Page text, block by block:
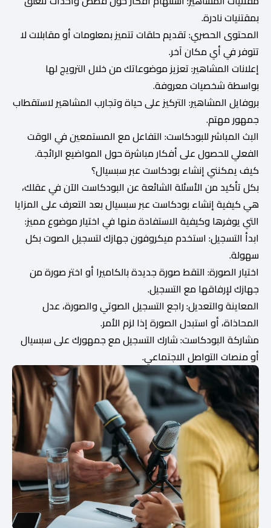
بمقتنيات نادرة.
المحتوى الحصري: تقديم حلقات تتميز بمعلومات أو مقابلات لا
تتوفر في أي مكان آخر.
إعلانات المشاهير: تعزيز موضوعاتك من خلال الترويج لها
بواسطة شخصيات معروفة.
بروفايل المشاهير: التركيز على حياة وتجارب المشاهير لاستقطاب
جمهور مهتم.
البث المباشر للبودكاست: التفاعل مع المستمعين في الوقت
الفعلي للحصول على أفكار مباشرة حول المواضيع الرائجة.
كيف يمكنني إنشاء بودكاست عبر سبسيال؟
بكل تأكيد من الأسئلة الشائعة عن البودكاست الآن في عقلك،
هي كيفية إنشاء بودكاست عبر سبسيال بعد التعرف على المزايا
التي يوفرها وكيفية الاستفادة منها في اختيار موضوع مميز:
ابدأ التسجيل: استخدم ميكروفون جهازك لتسجيل الصوت بكل
سهولة.
اختيار الصورة: التقط صورة جديدة بالكاميرا أو اختر صورة من
جهازك لإرفاقها مع التسجيل.
المعاينة والتعديل: راجع التسجيل الصوتي والصورة، عدل
المحاذاة، أو استبدل الصورة إذا لزم الأمر.
مشاركة البودكاست: شارك التسجيل مع جمهورك على سبسيال
أو منصات التواصل الاجتماعي.